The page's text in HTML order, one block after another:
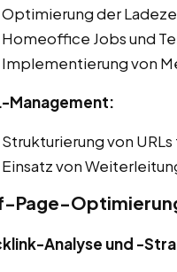
Optimierung der
Homeoffice Jobs und
Implementierung von
Management:
Strukturierung von
Einsatz von
Page-
Analyse und -